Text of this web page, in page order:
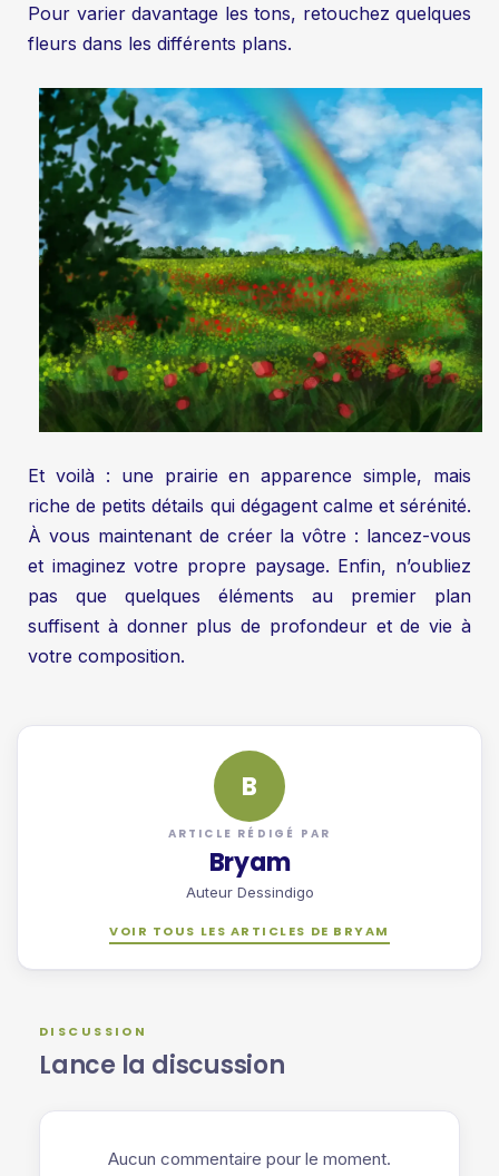
Pour varier davantage les tons, retouchez quelques
fleurs dans les différents plans.
Et voilà : une prairie en apparence simple, mais
riche de petits détails qui dégagent calme et sérénité.
À vous maintenant de créer la vôtre : lancez-vous
et imaginez votre propre paysage. Enfin, n’oubliez
pas que quelques éléments au premier plan
suffisent à donner plus de profondeur et de vie à
votre composition.
B
ARTICLE RÉDIGÉ PAR
Bryam
Auteur Dessindigo
VOIR TOUS LES ARTICLES DE BRYAM
DISCUSSION
Lance la discussion
Aucun commentaire pour le moment.